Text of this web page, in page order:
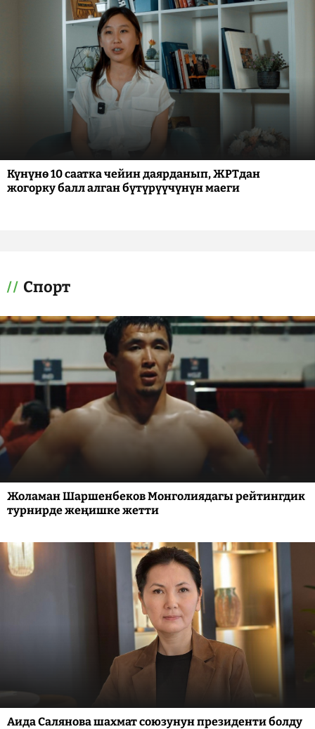
Күнүнө 10 саатка чейин даярданып, ЖРТдан
жогорку балл алган бүтүрүүчүнүн маеги
Спорт
Жоламан Шаршенбеков Монголиядагы рейтингдик
турнирде жеңишке жетти
Аида Салянова шахмат союзунун президенти болду